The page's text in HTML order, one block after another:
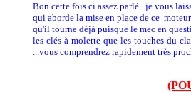
Bon cette fois ci assez parlé...je vous
qui aborde la mise en place de ce
qu'il tourne déjà puisque le mec en
les clés à molette que les touches du
...vous comprendrez rapidement très